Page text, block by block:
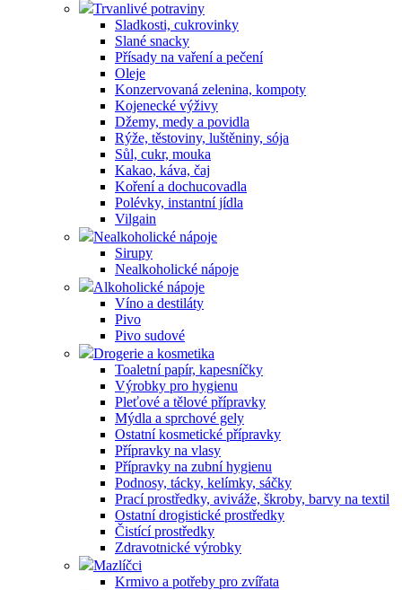
Trvanlivé potraviny
Sladkosti, cukrovinky
Slané snacky
Přísady na vaření a pečení
Oleje
Konzervovaná zelenina, kompoty
Kojenecké výživy
Džemy, medy a povidla
Rýže, těstoviny, luštěniny, sója
Sůl, cukr, mouka
Kakao, káva, čaj
Koření a dochucovadla
Polévky, instantní jídla
Vilgain
Nealkoholické nápoje
Sirupy
Nealkoholické nápoje
Alkoholické nápoje
Víno a destiláty
Pivo
Pivo sudové
Drogerie a kosmetika
Toaletní papír, kapesníčky
Výrobky pro hygienu
Pleťové a tělové přípravky
Mýdla a sprchové gely
Ostatní kosmetické přípravky
Přípravky na vlasy
Přípravky na zubní hygienu
Podnosy, tácky, kelímky, sáčky
Prací prostředky, aviváže, škroby, barvy na textil
Ostatní drogistické prostředky
Čistící prostředky
Zdravotnické výrobky
Mazlíčci
Krmivo a potřeby pro zvířata